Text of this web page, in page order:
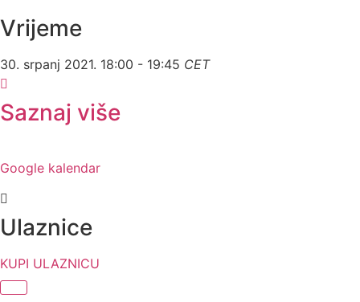
Vrijeme
30. srpanj 2021. 18:00 - 19:45 CET
Saznaj više
Google kalendar
Ulaznice
KUPI ULAZNICU